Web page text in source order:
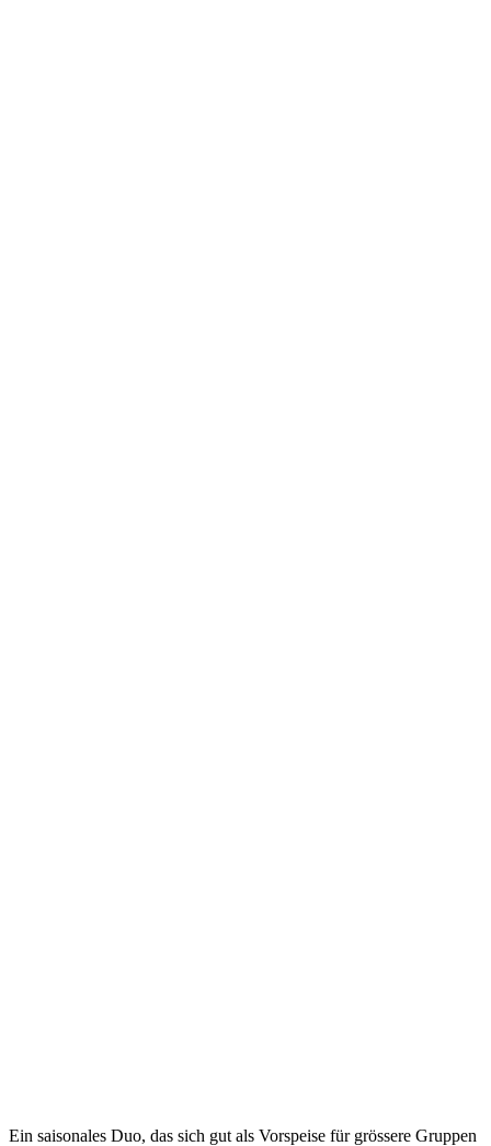
Ein saisonales Duo, das sich gut als Vorspeise für grössere Gruppen